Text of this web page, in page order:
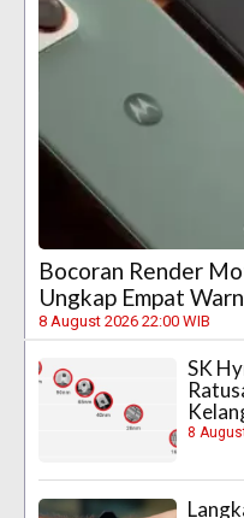
Bocoran Render
Ungkap Empat
8 August 2026 22:00 WIB
SK
8